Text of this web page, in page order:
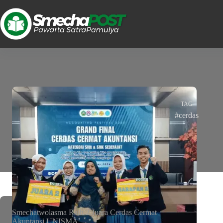
TAG
#cerdas
Smechatwolasma Raih 2 Juara Cerdas Cermat
Akuntansi UNISMA